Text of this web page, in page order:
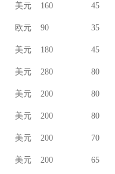
美元 160 45
欧元 90 35
美元 180 45
美元 280 80
美元 200 80
美元 200 80
美元 200 70
美元 200 65